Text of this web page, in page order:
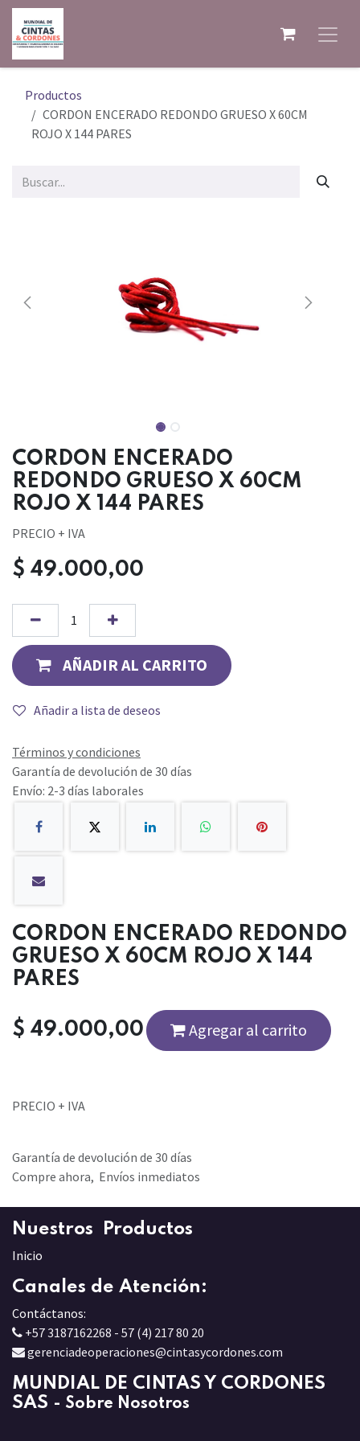
Ir al contenido
Productos
CORDON ENCERADO REDONDO GRUESO X 60CM
ROJO X 144 PARES
CORDON ENCERADO
REDONDO GRUESO X 60CM
ROJO X 144 PARES
PRECIO + IVA
$ 49.000,00
AÑADIR AL CARRITO
Añadir a lista de deseos
Términos y condiciones
Garantía de devolución de 30 días
Envío: 2-3 días laborales
CORDON ENCERADO REDONDO
GRUESO X 60CM ROJO X 144
PARES
$ 49.000,00 Agregar al carrito
PRECIO + IVA
Garantía de devolución de 30 días
Compre ahora, Envíos inmediatos
Nuestros Productos
Inicio
Canales de Atención:
Contáctanos:
+57 3187162268 - 57 (4) 217 80 20
gerenciadeoperaciones@cintasycordones.com
MUNDIAL DE CINTAS Y CORDONES
SAS - Sobre Nosotros